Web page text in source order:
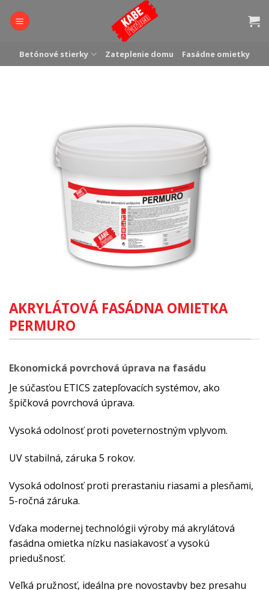
Betónové stierky Zateplenie domu Fasádne omietky
AKRYLÁTOVÁ FASÁDNA OMIETKA
PERMURO
Ekonomická povrchová úprava na fasádu
Je súčasťou ETICS zatepľovacích systémov, ako
špičková povrchová úprava.
Vysoká odolnosť proti poveternostným vplyvom.
UV stabilná, záruka 5 rokov.
Vysoká odolnosť proti prerastaniu riasami a plesňami,
5-ročná záruka.
Vďaka modernej technológii výroby má akrylátová
fasádna omietka nízku nasiakavosť a vysokú
priedušnosť.
Veľká pružnosť, ideálna pre novostavby bez presahu